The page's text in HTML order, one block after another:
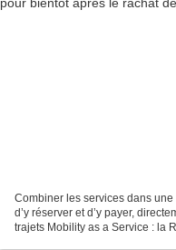
Combiner les services dans
d’y réserver et d’y payer,
trajets Mobility as a Service : la